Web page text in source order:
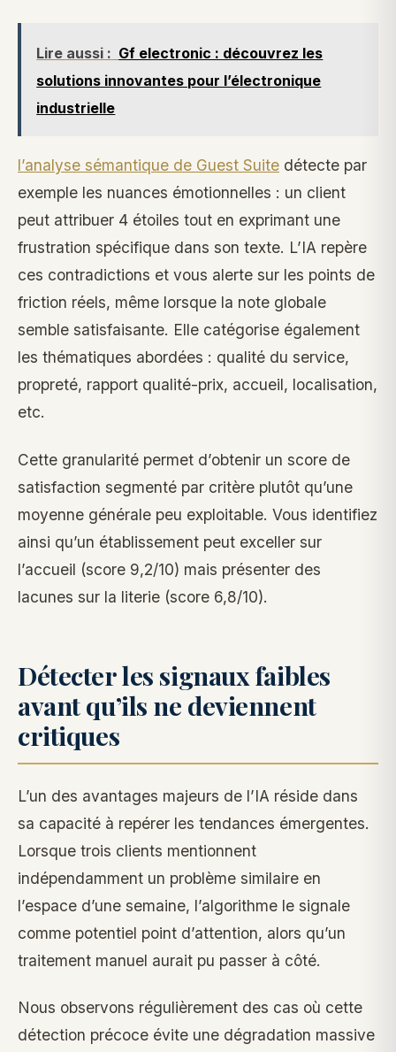
Lire aussi : Gf electronic : découvrez les
solutions innovantes pour l’électronique
industrielle
l’analyse sémantique de Guest Suite détecte par
exemple les nuances émotionnelles : un client
peut attribuer 4 étoiles tout en exprimant une
frustration spécifique dans son texte. L’IA repère
ces contradictions et vous alerte sur les points de
friction réels, même lorsque la note globale
semble satisfaisante. Elle catégorise également
les thématiques abordées : qualité du service,
propreté, rapport qualité-prix, accueil, localisation,
etc.
Cette granularité permet d’obtenir un score de
satisfaction segmenté par critère plutôt qu’une
moyenne générale peu exploitable. Vous identifiez
ainsi qu’un établissement peut exceller sur
l’accueil (score 9,2/10) mais présenter des
lacunes sur la literie (score 6,8/10).
Détecter les signaux faibles
avant qu’ils ne deviennent
critiques
L’un des avantages majeurs de l’IA réside dans
sa capacité à repérer les tendances émergentes.
Lorsque trois clients mentionnent
indépendamment un problème similaire en
l’espace d’une semaine, l’algorithme le signale
comme potentiel point d’attention, alors qu’un
traitement manuel aurait pu passer à côté.
Nous observons régulièrement des cas où cette
détection précoce évite une dégradation massive